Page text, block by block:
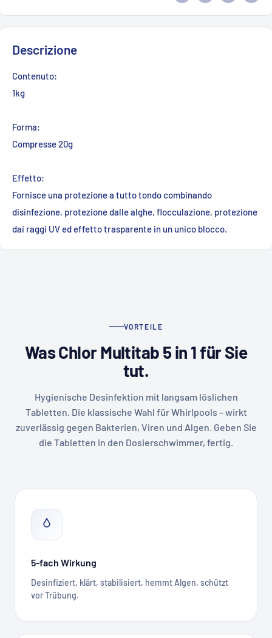
Descrizione
Contenuto:
1kg
Forma:
Compresse 20g
Effetto:
Fornisce una protezione a tutto tondo combinando
disinfezione, protezione dalle alghe, flocculazione, protezione
dai raggi UV ed effetto trasparente in un unico blocco.
VORTEILE
Was Chlor Multitab 5 in 1 für Sie
tut.
Hygienische Desinfektion mit langsam löslichen
Tabletten. Die klassische Wahl für Whirlpools – wirkt
zuverlässig gegen Bakterien, Viren und Algen. Geben Sie
die Tabletten in den Dosierschwimmer, fertig.
5-fach Wirkung
Desinfiziert, klärt, stabilisiert, hemmt Algen, schützt
vor Trübung.